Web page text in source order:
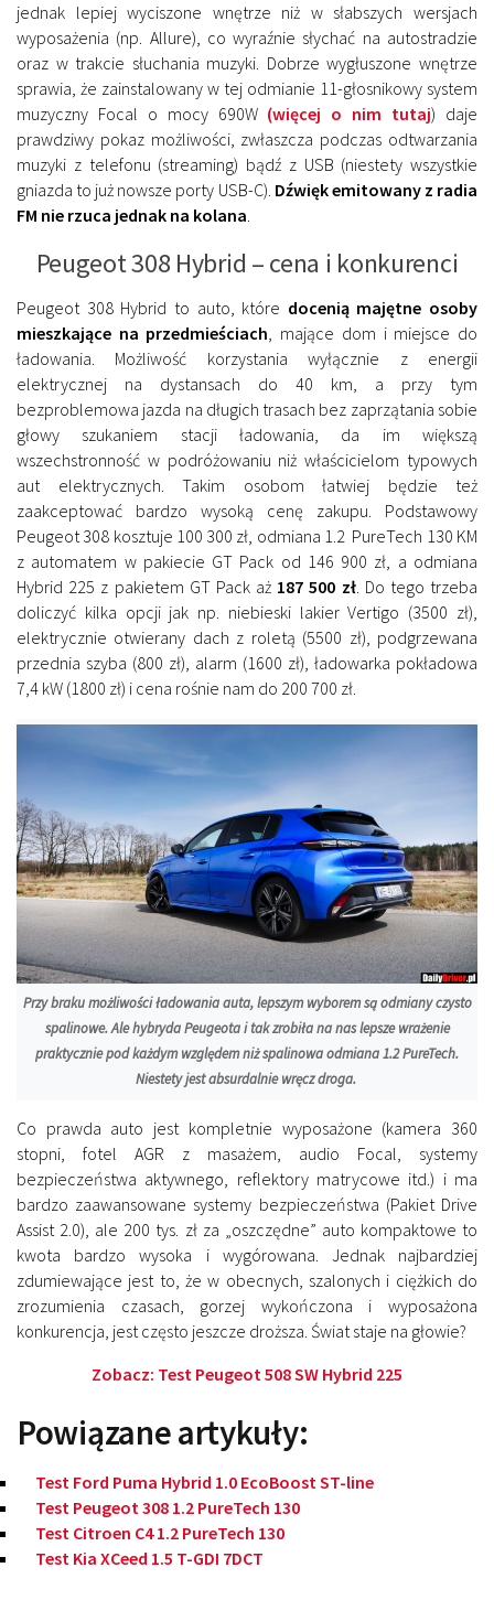
jednak lepiej wyciszone wnętrze niż w słabszych wersjach
wyposażenia (np. Allure), co wyraźnie słychać na autostradzie
oraz w trakcie słuchania muzyki. Dobrze wygłuszone wnętrze
sprawia, że zainstalowany w tej odmianie 11-głosnikowy system
muzyczny Focal o mocy 690W (więcej o nim tutaj) daje
prawdziwy pokaz możliwości, zwłaszcza podczas odtwarzania
muzyki z telefonu (streaming) bądź z USB (niestety wszystkie
gniazda to już nowsze porty USB-C). Dźwięk emitowany z radia
FM nie rzuca jednak na kolana.
Peugeot 308 Hybrid – cena i konkurenci
Peugeot 308 Hybrid to auto, które docenią majętne osoby
mieszkające na przedmieściach, mające dom i miejsce do
ładowania. Możliwość korzystania wyłącznie z energii
elektrycznej na dystansach do 40 km, a przy tym
bezproblemowa jazda na długich trasach bez zaprzątania sobie
głowy szukaniem stacji ładowania, da im większą
wszechstronność w podróżowaniu niż właścicielom typowych
aut elektrycznych. Takim osobom łatwiej będzie też
zaakceptować bardzo wysoką cenę zakupu. Podstawowy
Peugeot 308 kosztuje 100 300 zł, odmiana 1.2 PureTech 130 KM
z automatem w pakiecie GT Pack od 146 900 zł, a odmiana
Hybrid 225 z pakietem GT Pack aż 187 500 zł. Do tego trzeba
doliczyć kilka opcji jak np. niebieski lakier Vertigo (3500 zł),
elektrycznie otwierany dach z roletą (5500 zł), podgrzewana
przednia szyba (800 zł), alarm (1600 zł), ładowarka pokładowa
7,4 kW (1800 zł) i cena rośnie nam do 200 700 zł.
Przy braku możliwości ładowania auta, lepszym wyborem są odmiany czysto
spalinowe. Ale hybryda Peugeota i tak zrobiła na nas lepsze wrażenie
praktycznie pod każdym względem niż spalinowa odmiana 1.2 PureTech.
Niestety jest absurdalnie wręcz droga.
Co prawda auto jest kompletnie wyposażone (kamera 360
stopni, fotel AGR z masażem, audio Focal, systemy
bezpieczeństwa aktywnego, reflektory matrycowe itd.) i ma
bardzo zaawansowane systemy bezpieczeństwa (PakietDrive
Assist2.0), ale 200 tys. zł za „oszczędne” auto kompaktowe to
kwota bardzo wysoka i wygórowana. Jednak najbardziej
zdumiewające jest to, że w obecnych, szalonych i ciężkich do
zrozumienia czasach, gorzej wykończona i wyposażona
konkurencja, jest często jeszcze droższa. Świat staje na głowie?
Zobacz: Test Peugeot 508 SW Hybrid 225
Powiązane artykuły:
Test Ford Puma Hybrid 1.0 EcoBoost ST-line
Test Peugeot 308 1.2 PureTech 130
Test Citroen C4 1.2 PureTech 130
Test Kia XCeed 1.5 T-GDI 7DCT